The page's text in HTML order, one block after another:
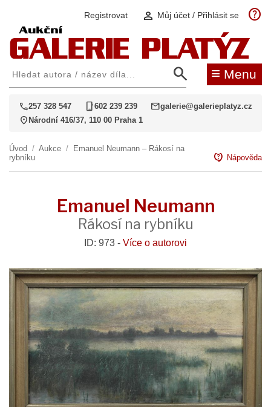
Registrovat person Můj účet / Přihlásit se help
search ≡ Menu
call257 328 547 phone_iphone602 239 239 mailgalerie@galerieplatyz.cz
location_on Národní 416/37, 110 00 Praha 1
Úvod / Aukce /
Emanuel Neumann – Rákosí na
rybníku
contact_support Nápověda
Emanuel Neumann
Rákosí na rybníku
ID: 973 - Více o autorovi